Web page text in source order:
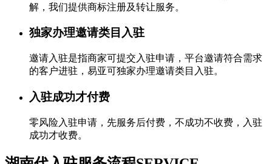
解，我们提供商标注册及转让服务。
独家办理邀请类目入驻
邀请入驻是指商家可提交入驻申请，平台邀请符合需求
的客户进驻，易亚可独家办理邀请类目入驻。
入驻成功才付费
零风险入驻申请，先服务后付费，不成功不收费，入驻
成功才收费。